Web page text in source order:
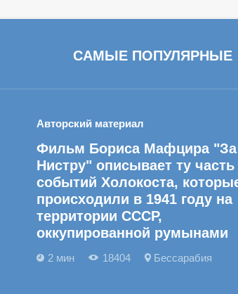
САМЫЕ ПОПУЛЯРНЫЕ
Авторский материал
Фильм Бориса Мафцира "За
Нистру" описывает ту часть
событий Холокоста,
происходили в 1941 году на
территории СССР,
оккупированной румынами
2 мин 18404 Бессарабия